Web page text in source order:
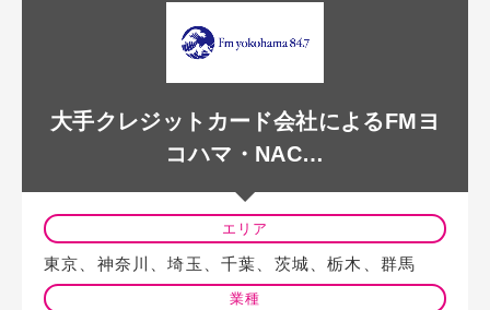
大手クレジットカード会社によるFMヨ
コハマ・NAC…
エリア
東京、神奈川、埼玉、千葉、茨城、栃木、群馬
業種